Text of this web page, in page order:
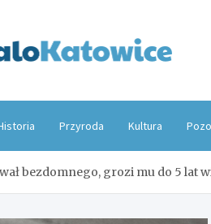
Przyroda Kultura
bezdomnego, grozi mu do 5 lat